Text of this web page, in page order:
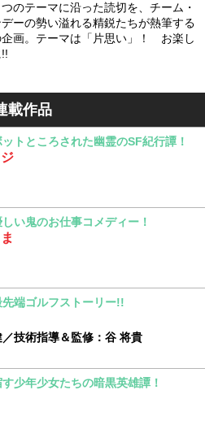
のテーマに沿った読切を、チーム・
ーの勢い溢れる精鋭たちが熱筆する
企画。テーマは「片思い」！ お楽し
載作品
トところされた幽霊のSF紀行譚！
い鬼のお仕事コメディー！
端ゴルフストーリー!!
技術指導＆監修：谷 将貴
少年少女たちの暗黒英雄譚！